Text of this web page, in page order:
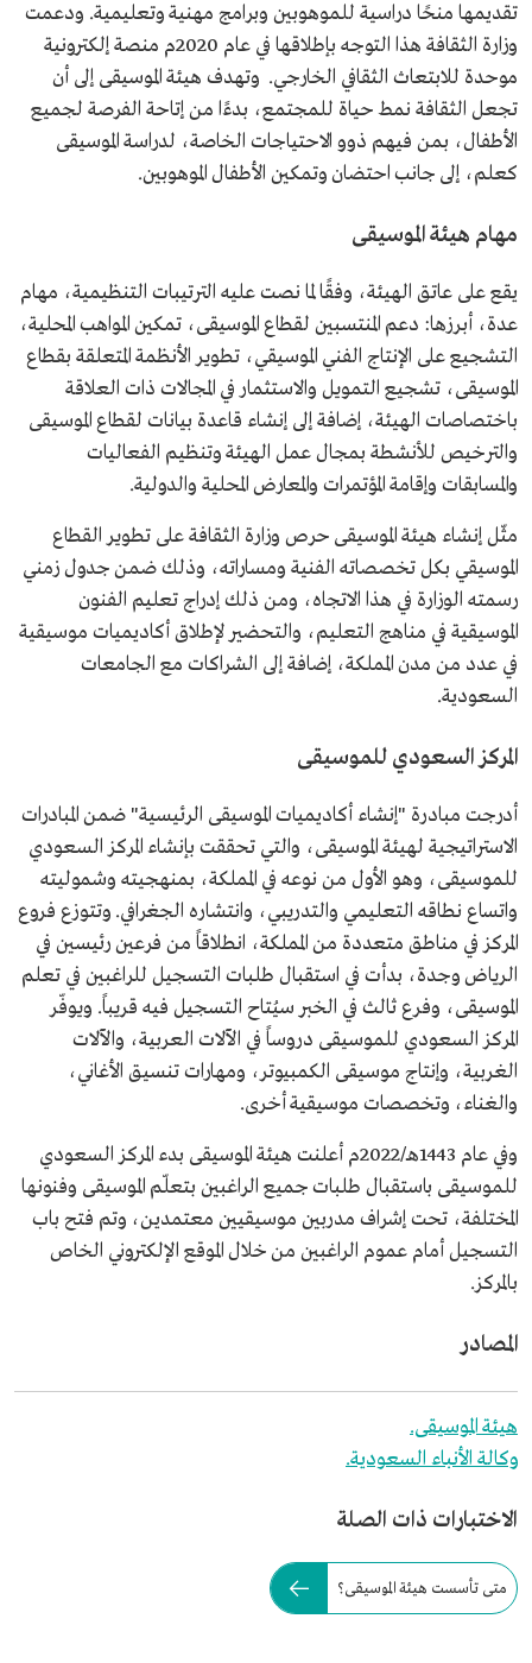
تقديمها منحًا دراسية للموهوبين وبرامج مهنية وتعليمية. ودعمت
وزارة الثقافة هذا التوجه بإطلاقها في عام 2020م منصة إلكترونية
موحدة للابتعاث الثقافي الخارجي. وتهدف هيئة الموسيقى إلى أن
تجعل الثقافة نمط حياة للمجتمع، بدءًا من إتاحة الفرصة لجميع
الأطفال، بمن فيهم ذوو الاحتياجات الخاصة، لدراسة الموسيقى
كعلم، إلى جانب احتضان وتمكين الأطفال الموهوبين.
مهام هيئة الموسيقى
يقع على عاتق الهيئة، وفقًا لما نصت عليه الترتيبات التنظيمية، مهام
عدة، أبرزها: دعم المنتسبين لقطاع الموسيقى، تمكين المواهب المحلية،
التشجيع على الإنتاج الفني الموسيقي، تطوير الأنظمة المتعلقة بقطاع
الموسيقى، تشجيع التمويل والاستثمار في المجالات ذات العلاقة
باختصاصات الهيئة، إضافة إلى إنشاء قاعدة بيانات لقطاع الموسيقى
والترخيص للأنشطة بمجال عمل الهيئة وتنظيم الفعاليات
والمسابقات وإقامة المؤتمرات والمعارض المحلية والدولية.
مثّل إنشاء هيئة الموسيقى حرص وزارة الثقافة على تطوير القطاع
الموسيقي بكل تخصصاته الفنية ومساراته، وذلك ضمن جدول زمني
رسمته الوزارة في هذا الاتجاه، ومن ذلك إدراج تعليم الفنون
الموسيقية في مناهج التعليم، والتحضير لإطلاق أكاديميات موسيقية
في عدد من مدن المملكة، إضافة إلى الشراكات مع الجامعات
السعودية.
المركز السعودي للموسيقى
أدرجت مبادرة "إنشاء أكاديميات الموسيقى الرئيسية" ضمن المبادرات
الاستراتيجية لهيئة الموسيقى، والتي تحققت بإنشاء المركز السعودي
للموسيقى، وهو الأول من نوعه في المملكة، بمنهجيته وشموليته
واتساع نطاقه التعليمي والتدريبي، وانتشاره الجغرافي. وتتوزع فروع
المركز في مناطق متعددة من المملكة، انطلاقاً من فرعين رئيسين في
الرياض وجدة، بدأت في استقبال طلبات التسجيل للراغبين في تعلم
الموسيقى، وفرع ثالث في الخبر سيُتاح التسجيل فيه قريباً. ويوفّر
المركز السعودي للموسيقى دروساً في الآلات العربية، والآلات
الغربية، وإنتاج موسيقى الكمبيوتر، ومهارات تنسيق الأغاني،
والغناء، وتخصصات موسيقية أخرى.
وفي عام 1443هـ/2022م أعلنت هيئة الموسيقى بدء المركز السعودي
للموسيقى باستقبال طلبات جميع الراغبين بتعلّم الموسيقى وفنونها
المختلفة، تحت إشراف مدربين موسيقيين معتمدين، وتم فتح باب
التسجيل أمام عموم الراغبين من خلال الموقع الإلكتروني الخاص
بالمركز.
المصادر
هيئة الموسيقى.
وكالة الأنباء السعودية.
الاختبارات ذات الصلة
متى تأسست هيئة الموسيقى؟